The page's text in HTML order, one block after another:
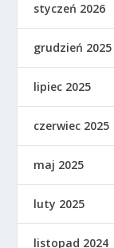
styczeń 2026
grudzień 2025
lipiec 2025
czerwiec 2025
maj 2025
luty 2025
listopad 2024